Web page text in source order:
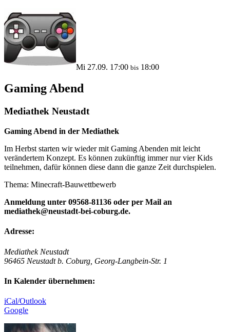
Mi 27.09. 17:00 bis 18:00
Gaming Abend
Mediathek Neustadt
Gaming Abend in der Mediathek
Im Herbst starten wir wieder mit Gaming Abenden mit leicht
verändertem Konzept. Es können zukünftig immer nur vier Kids
teilnehmen, dafür können diese dann die ganze Zeit durchspielen.
Thema: Minecraft-Bauwettbewerb
Anmeldung unter 09568-81136 oder per Mail an
mediathek@neustadt-bei-coburg.de.
Adresse:
Mediathek Neustadt
96465 Neustadt b. Coburg, Georg-Langbein-Str. 1
In Kalender übernehmen:
iCal/Outlook
Google